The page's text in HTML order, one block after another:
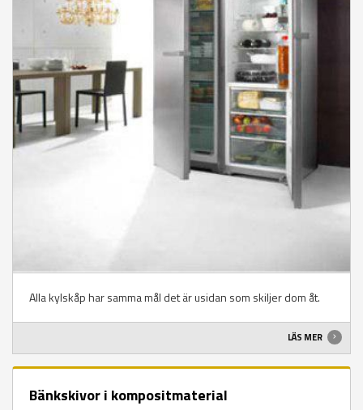
Alla kylskåp har samma mål det är usidan som skiljer dom åt.
LÄS MER
Bänkskivor i kompositmaterial